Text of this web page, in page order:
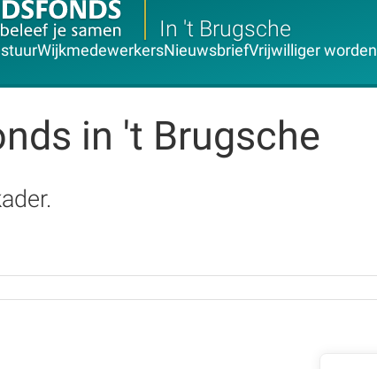
In 't Brugsche
WijkmedewerkersNieuwsbriefVrijwilliger worden
in 't Brugsche